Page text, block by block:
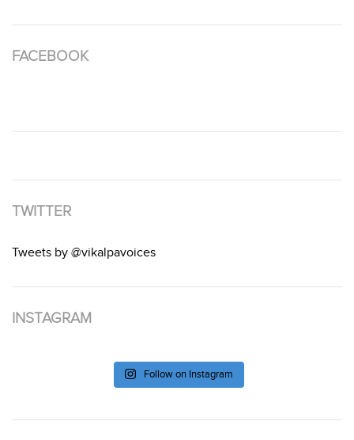
FACEBOOK
TWITTER
Tweets by @vikalpavoices
INSTAGRAM
Follow on Instagram